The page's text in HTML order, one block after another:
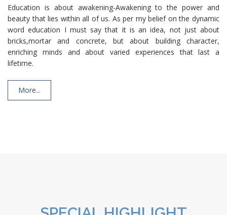
SURYA NAMASKAR FEBRUARY
2026
Education is about awakening-Awakening to the power and
beauty that lies within all of us. As per my belief on the dynamic
word education I must say that it is an idea, not just about
bricks,mortar and concrete, but about building character,
enriching minds and about varied experiences that last a
lifetime.
More...